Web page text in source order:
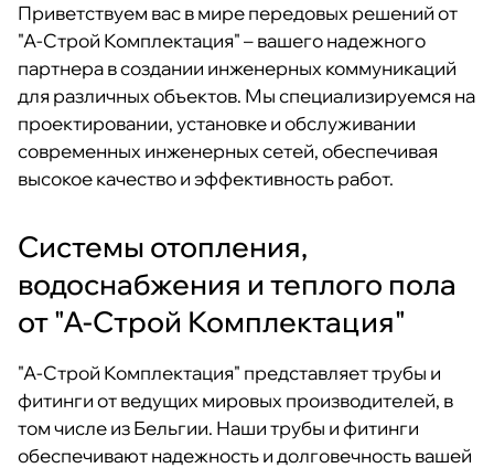
Приветствуем вас в мире передовых решений от
"А-Строй Комплектация" – вашего надежного
партнера в создании инженерных коммуникаций
для различных объектов. Мы специализируемся на
проектировании, установке и обслуживании
современных инженерных сетей, обеспечивая
высокое качество и эффективность работ.
Системы отопления,
водоснабжения и теплого пола
от "А-Строй Комплектация"
"А-Строй Комплектация" представляет трубы и
фитинги от ведущих мировых производителей, в
том числе из Бельгии. Наши трубы и фитинги
обеспечивают надежность и долговечность вашей